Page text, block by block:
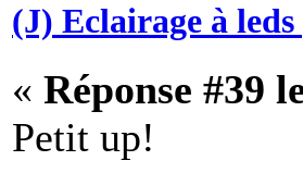
(J) Eclairage à
« Réponse #39
Petit up!